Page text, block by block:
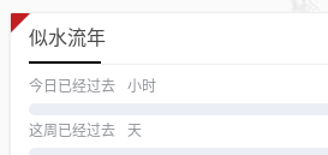
似水流年
今日已经过去 小时
这周已经过去 天